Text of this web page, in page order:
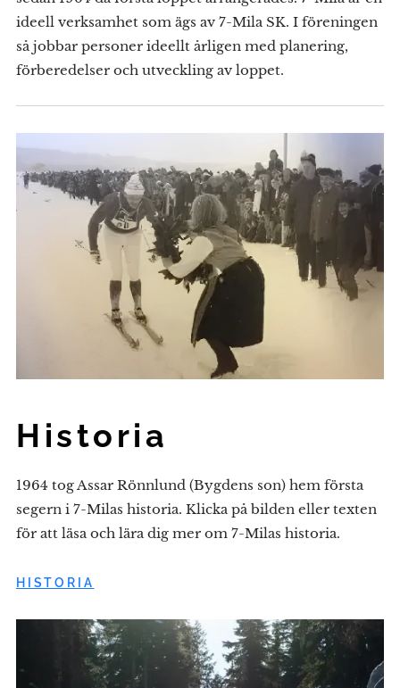
ideell verksamhet som ägs av 7-Mila SK. I föreningen
så jobbar personer ideellt årligen med planering,
förberedelser och utveckling av loppet.
Historia
1964 tog Assar Rönnlund (Bygdens son) hem första
segern i 7-Milas historia. Klicka på bilden eller texten
för att läsa och lära dig mer om 7-Milas historia.
HISTORIA